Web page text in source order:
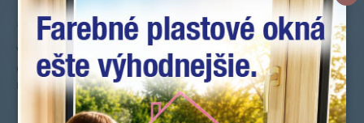
* Ciele zahŕňajú biogénne emisie a príjem z
bioenergetických surovín.
Viac informácií o našich overených vedecky podložených
cieľoch a našej ceste k dekarbonizácii v skupine DOVISTA
nájdetev našej správe o udržateľnosti.